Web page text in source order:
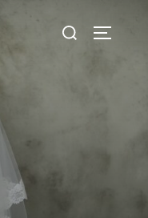
Search